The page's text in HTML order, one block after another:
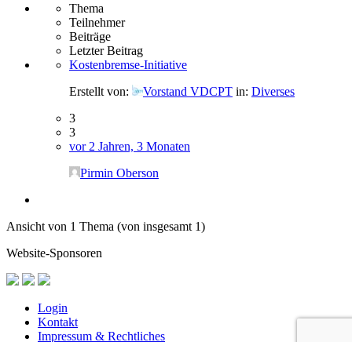
Thema
Teilnehmer
Beiträge
Letzter Beitrag
Kostenbremse-Initiative
Erstellt von:
Vorstand VDCPT in: Diverses
3
3
vor 2 Jahren, 3 Monaten
Pirmin Oberson
Ansicht von 1 Thema (von insgesamt 1)
Website-Sponsoren
Login
Kontakt
Impressum & Rechtliches